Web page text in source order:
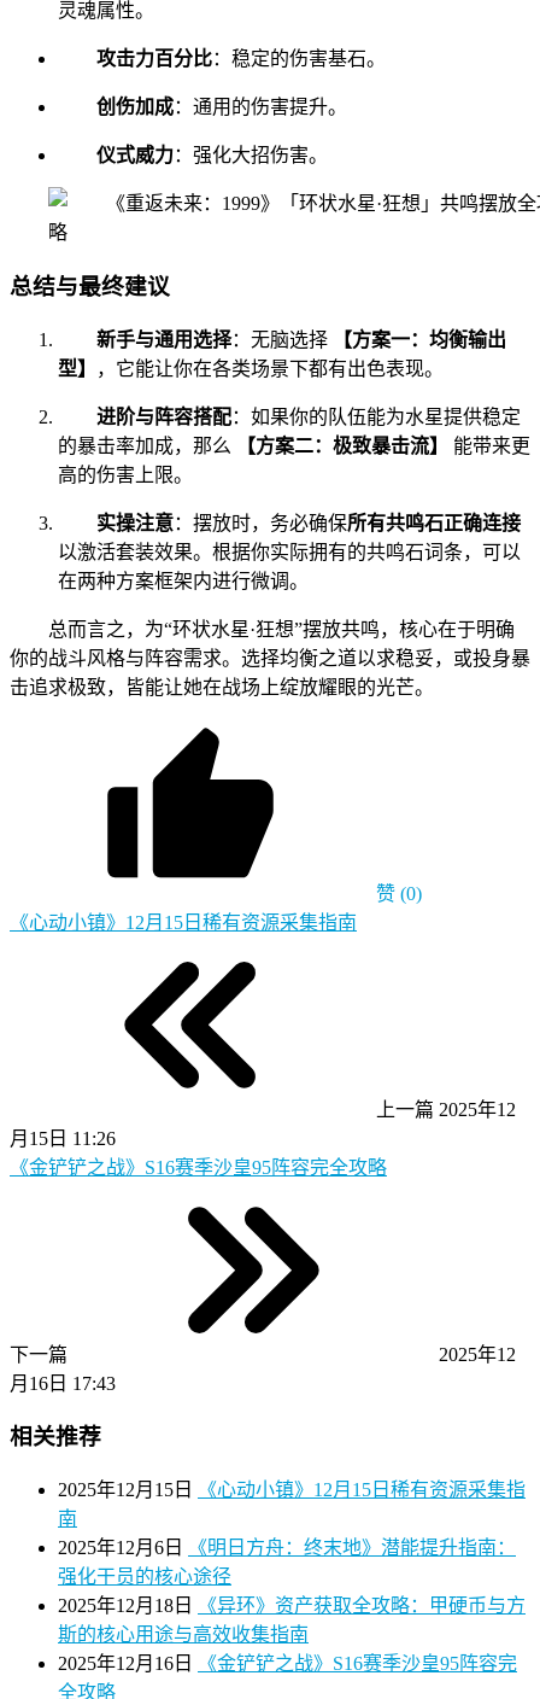
灵魂属性。
攻击力百分比：稳定的伤害基石。
创伤加成：通用的伤害提升。
仪式威力：强化大招伤害。
总结与最终建议
新手与通用选择：无脑选择
【方案一：均衡输出
型】
，它能让你在各类场景下都有出色表现。
进阶与阵容搭配：如果你的队伍能为水星提供稳定
的暴击率加成，那么
【方案二：极致暴击流】
能带来更
高的伤害上限。
实操注意：摆放时，务必确保所有共鸣石正确连接
以激活套装效果。根据你实际拥有的共鸣石词条，可以
在两种方案框架内进行微调。
总而言之，为“环状水星·狂想”摆放共鸣，核心在于明确
你的战斗风格与阵容需求。选择均衡之道以求稳妥，或投身暴
击追求极致，皆能让她在战场上绽放耀眼的光芒。
赞 (0)
《心动小镇》12月15日稀有资源采集指南
上一篇 2025年12
月15日 11:26
《金铲铲之战》S16赛季沙皇95阵容完全攻略
下一篇
2025年12
月16日 17:43
相关推荐
2025年12月15日
《心动小镇》12月15日稀有资源采集指
南
2025年12月6日
《明日方舟：终末地》潜能提升指南：
强化干员的核心途径
2025年12月18日
《异环》资产获取全攻略：甲硬币与方
斯的核心用途与高效收集指南
2025年12月16日
《金铲铲之战》S16赛季沙皇95阵容完
全攻略